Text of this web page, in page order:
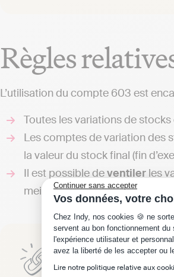
Continuer sans accepter
Vos données, votre
Plateforme de Gestion
Chez Indy, nos cookies 🍪 ne
servent au bon fonctionnement du
l'expérience utilisateur et
avez la liberté de les accepter ou
Lire notre politique relative aux
Règles
L’utilisation du compte 603 est
Toutes les variations de
Les comptes de variation des
la valeur du stock final (fin
Il est possible deventiler les
meilleure analyse des charges.
Le saviez-vous ? La
en automatisant leur